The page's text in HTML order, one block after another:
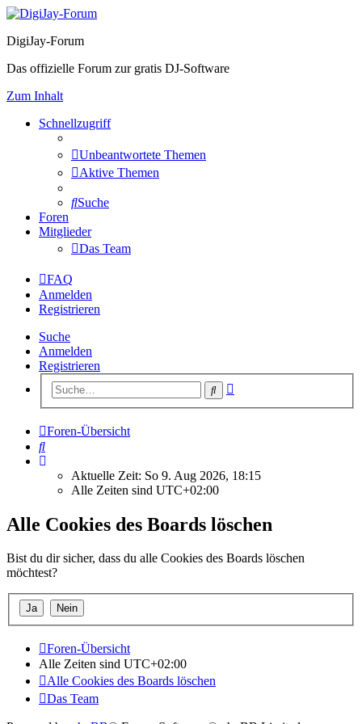
DigiJay-Forum
Das offizielle Forum zur gratis DJ-Software
Zum Inhalt
Schnellzugriff
Unbeantwortete Themen
Aktive Themen
Suche
Foren
Mitglieder
Das Team
FAQ
Anmelden
Registrieren
Suche
Anmelden
Registrieren
Suche
Foren-Übersicht
Suche
Aktuelle Zeit: So 9. Aug 2026, 18:15
Alle Zeiten sind UTC+02:00
Alle Cookies des Boards löschen
Bist du dir sicher, dass du alle Cookies des Boards löschen
möchtest?
Foren-Übersicht
Alle Zeiten sind UTC+02:00
Alle Cookies des Boards löschen
Das Team